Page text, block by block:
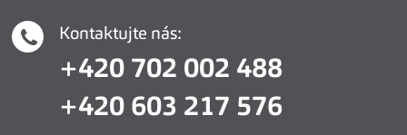
Kontaktujte nás:
+420 702 002 488
+420 603 217 576